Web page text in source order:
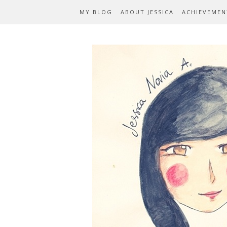
MY BLOG ABOUT JESSICA